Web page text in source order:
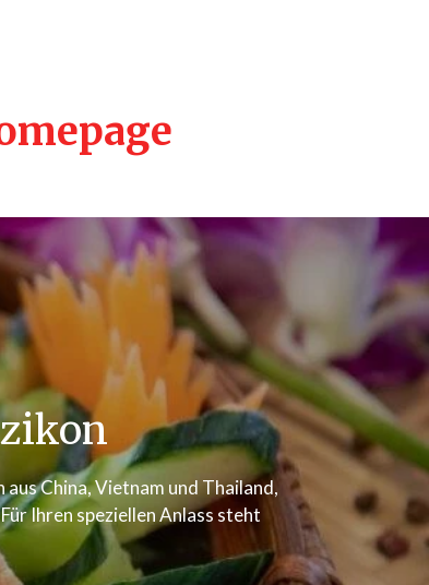
China, Vietnam und Thailand,
Ihren speziellen Anlass steht